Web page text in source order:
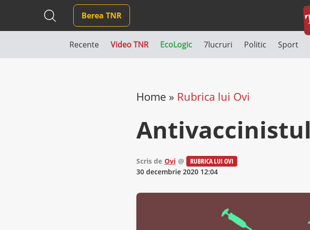
Berea TNR
Recente Video TNR EcoLogic 7lucruri Politic Sport
Home» Rubrica lui Ovi
Antivaccinistul
Scris de Ovi @
RUBRICA LUI OVI
30 decembrie 2020 12:04